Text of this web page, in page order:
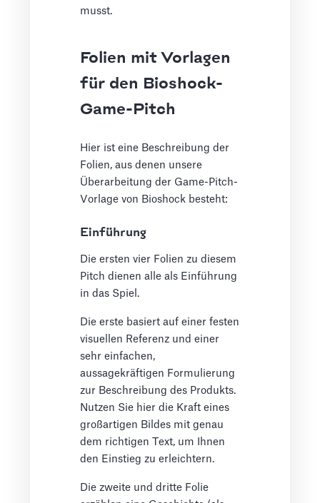
musst.
Folien mit Vorlagen
für den Bioshock-
Game-Pitch
Hier ist eine Beschreibung der
Folien, aus denen unsere
Überarbeitung der Game-Pitch-
Vorlage von Bioshock besteht:
Einführung
Die ersten vier Folien zu diesem
Pitch dienen alle als Einführung
in das Spiel.
Die erste basiert auf einer festen
visuellen Referenz und einer
sehr einfachen,
aussagekräftigen Formulierung
zur Beschreibung des Produkts.
Nutzen Sie hier die Kraft eines
großartigen Bildes mit genau
dem richtigen Text, um Ihnen
den Einstieg zu erleichtern.
Die zweite und dritte Folie